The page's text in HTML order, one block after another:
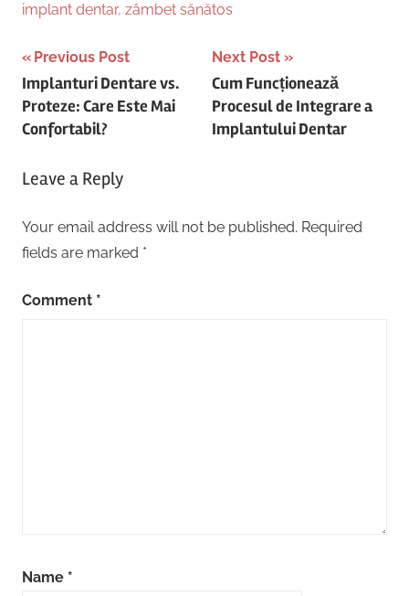
implant dentar, zâmbet sănătos
Post
navigation
Previous Post
Implanturi Dentare vs.
Proteze: Care Este Mai
Confortabil?
Next Post
Cum Funcționează
Procesul de Integrare a
Implantului Dentar
Leave a Reply
Your email address will not be published. Required
fields are marked *
Comment *
Name *